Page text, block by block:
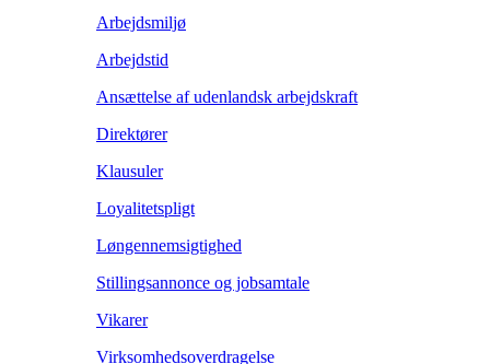
Arbejdsmiljø
Arbejdstid
Ansættelse af udenlandsk arbejdskraft
Direktører
Klausuler
Loyalitetspligt
Løngennemsigtighed
Stillingsannonce og jobsamtale
Vikarer
Virksomhedsoverdragelse